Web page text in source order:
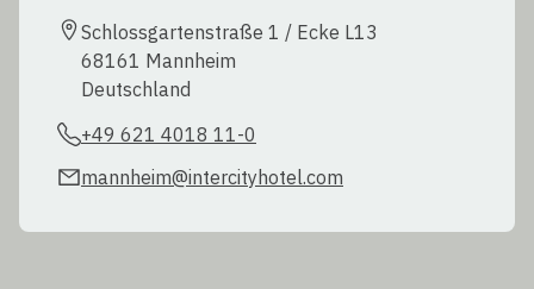
Schlossgartenstraße 1 / Ecke L13
68161 Mannheim
Deutschland
+49 621 4018 11-0
mannheim@intercityhotel.com